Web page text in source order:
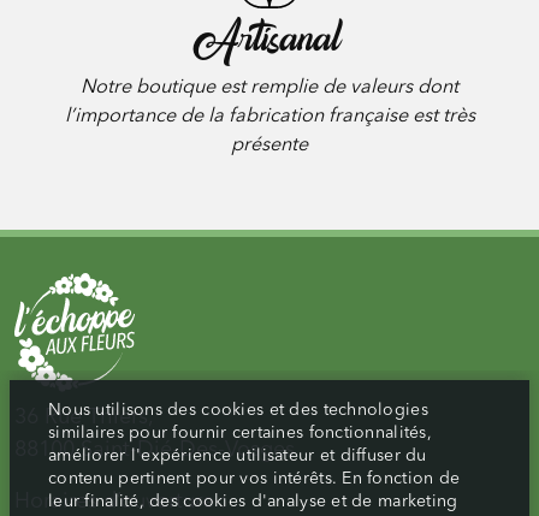
Artisanal
Notre boutique est remplie de valeurs dont
l’importance de la fabrication française est très
présente
36 Rue Thiers,
88100 Saint-Dié-Des-Vosges
Horaires d’ouverture :
Nous utilisons des cookies et des technologies
similaires pour fournir certaines fonctionnalités,
améliorer l'expérience utilisateur et diffuser du
contenu pertinent pour vos intérêts. En fonction de
leur finalité, des cookies d'analyse et de marketing